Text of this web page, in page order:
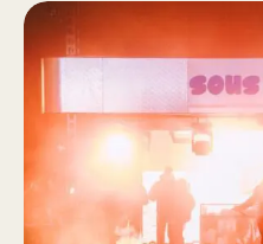
Festival SOUS ZÉRO